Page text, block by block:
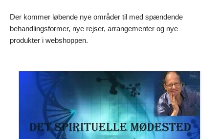
Der kommer løbende nye områder til med spændende
behandlingsformer, nye rejser, arrangementer og nye
produkter i webshoppen.